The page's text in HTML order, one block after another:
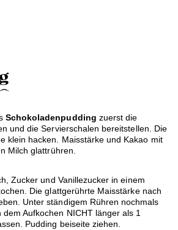
Schokoladenpudding zuerst die
und die Servierschalen bereitstellen. Die
klein hacken. Maisstärke und Kakao mit
Milch glattrühren.
Zucker und Vanillezucker in einem
Die glattgerührte Maisstärke nach
Unter ständigem Rühren nochmals
dem Aufkochen NICHT länger als 1
Pudding beiseite ziehen.